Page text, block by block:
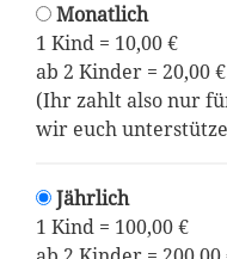
Monatlich
1 Kind = 10,00 €
ab 2 Kinder = 20,00 €
(Ihr zahlt also nur
wir euch
Jährlich
1 Kind = 100,00 €